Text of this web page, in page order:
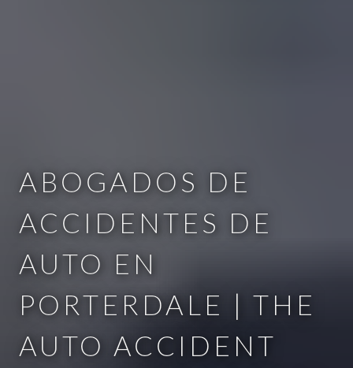
ABOGADOS DE
ACCIDENTES DE
AUTO EN
PORTERDALE | THE
AUTO ACCIDENT